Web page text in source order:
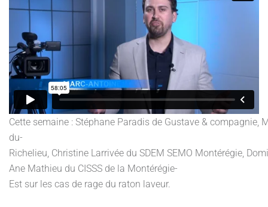
Cette semaine : Stéphane Paradis de Gustave & compagnie,
du-
Richelieu, Christine Larrivée du SDEM SEMO Montérégie,
Ane Mathieu du CISSS de la Montérégie-
Est sur les cas de rage du raton laveur.